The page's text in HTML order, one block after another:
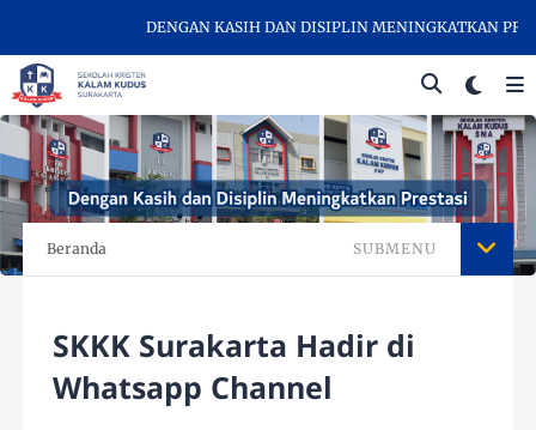
DENGAN KASIH DAN DISIPLIN MENINGKATKAN
Beranda SUBMENU
SKKK Surakarta Hadir di
Whatsapp Channel